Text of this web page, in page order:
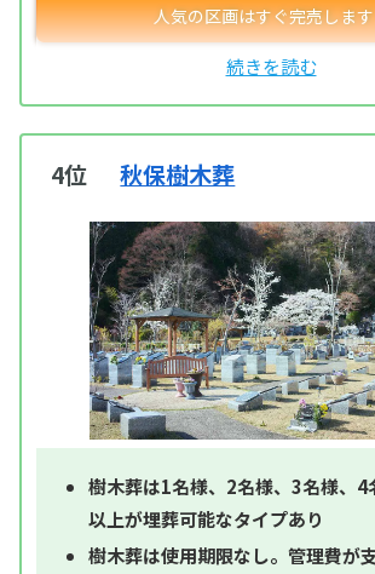
4位 秋保樹木葬
樹木葬は1名様、2名様、3名様、4
以上が埋葬可能なタイプあり
樹木葬は使用期限なし。管理費が